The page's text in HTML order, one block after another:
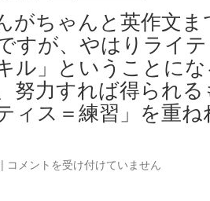
は
復
習
す
れ
ば
話
よ
がちゃんと英作文
すが、やはりライ
ル」ということに
努力すれば得られ
ィス＝練習」を重
| ビ
コメントを受け付けていません